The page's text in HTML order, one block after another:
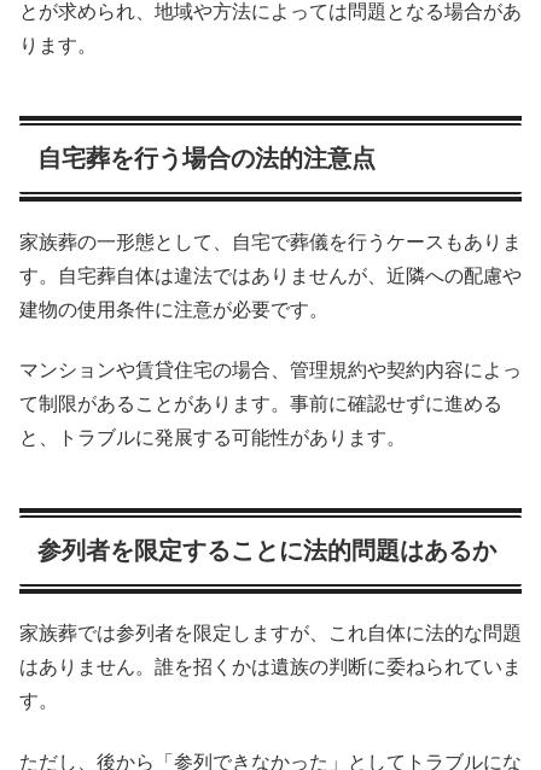
とが求められ、地域や方法によっては問題となる場合があ
ります。
自宅葬を行う場合の法的注意点
家族葬の一形態として、自宅で葬儀を行うケースもありま
す。自宅葬自体は違法ではありませんが、近隣への配慮や
建物の使用条件に注意が必要です。
マンションや賃貸住宅の場合、管理規約や契約内容によっ
て制限があることがあります。事前に確認せずに進める
と、トラブルに発展する可能性があります。
参列者を限定することに法的問題はあるか
家族葬では参列者を限定しますが、これ自体に法的な問題
はありません。誰を招くかは遺族の判断に委ねられていま
す。
ただし、後から「参列できなかった」としてトラブルにな